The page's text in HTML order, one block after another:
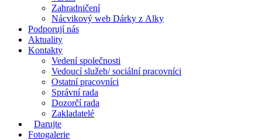
Zahradničení
Nácvikový web Dárky z Alky
Podporují nás
Aktuality
Kontakty
Vedení společnosti
Vedoucí služeb/ sociální pracovníci
Ostatní pracovníci
Správní rada
Dozorčí rada
Zakladatelé
Darujte
Fotogalerie